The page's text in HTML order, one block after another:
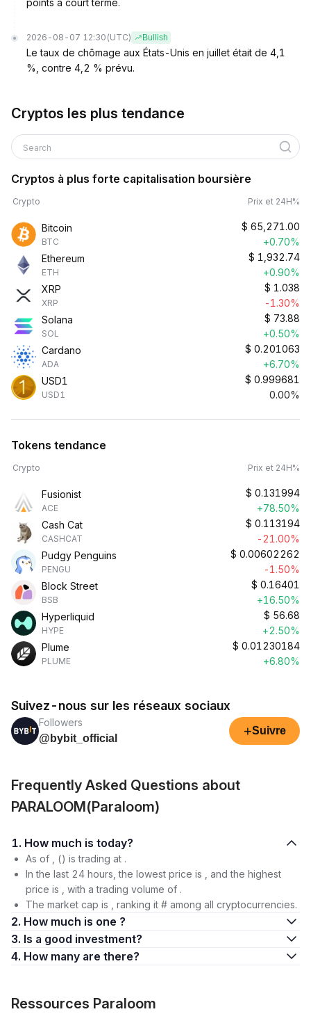
points à court terme.
2026-08-07 12:30 (UTC) Bullish
Le taux de chômage aux États-Unis en juillet était de 4,1
%, contre 4,2 % prévu.
Cryptos les plus tendance
Search
Cryptos à plus forte capitalisation boursière
Crypto Prix et 24H%
Bitcoin
BTC
$ 65,271.00
+0.70%
Ethereum
ETH
$ 1,932.74
+0.90%
XRP
XRP
$ 1.038
-1.30%
Solana
SOL
$ 73.88
+0.50%
Cardano
ADA
$ 0.201063
+6.70%
USD1
USD1
$ 0.999681
0.00%
Tokens tendance
Crypto Prix et 24H%
Fusionist
ACE
$ 0.131994
+78.50%
Cash Cat
CASHCAT
$ 0.113194
-21.00%
Pudgy Penguins
PENGU
$ 0.00602262
-1.50%
Block Street
BSB
$ 0.16401
+16.50%
Hyperliquid
HYPE
$ 56.68
+2.50%
Plume
PLUME
$ 0.01230184
+6.80%
Suivez-nous sur les réseaux sociaux
Followers
@bybit_official
+Suivre
Frequently Asked Questions about
PARALOOM(Paraloom)
1. How much is today?
As of , () is trading at .
In the last 24 hours, the lowest price is , and the highest
price is , with a trading volume of .
The market cap is , ranking it # among all cryptocurrencies.
2. How much is one ?
3. Is a good investment?
4. How many are there?
Ressources Paraloom